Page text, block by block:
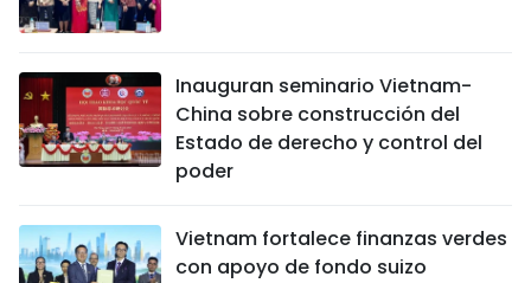
Inauguran seminario Vietnam-
China sobre construcción del
Estado de derecho y control del
poder
Vietnam fortalece finanzas verdes
con apoyo de fondo suizo